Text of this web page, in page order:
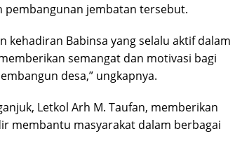
pembangunan jembatan tersebut.
kehadiran Babinsa yang selalu aktif dalam
semangat dan motivasi bagi
desa,” ungkapnya.
Letkol Arh M. Taufan, memberikan
membantu masyarakat dalam berbagai